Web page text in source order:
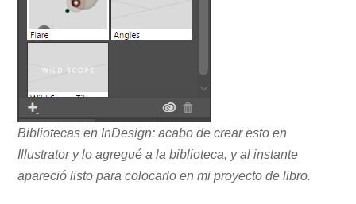
Bibliotecas en InDesign: acabo de crear esto en
Illustrator y lo agregué a la biblioteca, y al instante
apareció listo para colocarlo en mi proyecto de libro.